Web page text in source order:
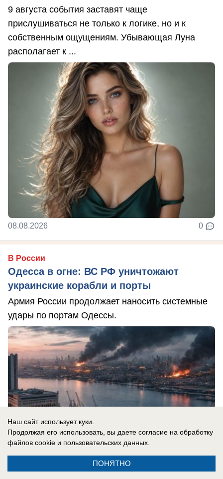
9 августа события заставят чаще
прислушиваться не только к логике, но и к
собственным ощущениям. Убывающая Луна
располагает к ...
08.08.2026 0
В России
Одесса в огне: ВС РФ уничтожают
украинские корабли и порты
Армия России продолжает наносить системные
удары по портам Одессы.
Наш сайт использует куки.
Продолжая его использовать, вы даете согласие на обработку
файлов cookie и пользовательских данных.
ПОНЯТНО